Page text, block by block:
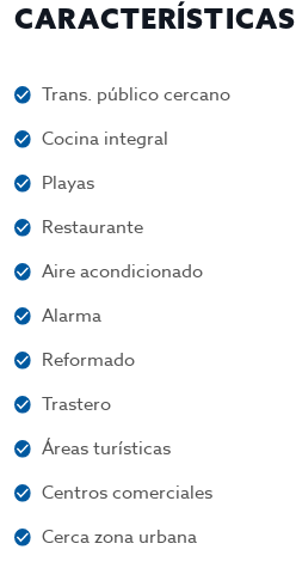
CARACTERÍSTICAS
Trans. público cercano
Cocina integral
Playas
Restaurante
Aire acondicionado
Alarma
Reformado
Trastero
Áreas turísticas
Centros comerciales
Cerca zona urbana